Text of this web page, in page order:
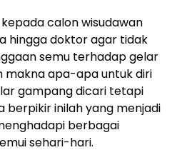
calon wisudawan
hingga doktor agar tidak
semu terhadap gelar
makna apa-apa untuk diri
gampang dicari tetapi
berpikir inilah yang menjadi
berbagai
sehari-hari.